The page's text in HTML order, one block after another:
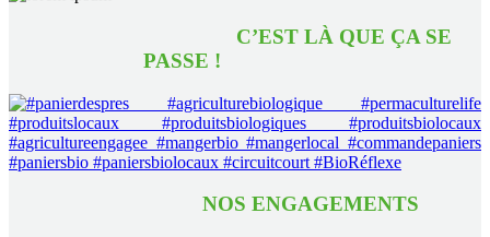
C’EST LÀ QUE ÇA SE
PASSE !
NOS ENGAGEMENTS